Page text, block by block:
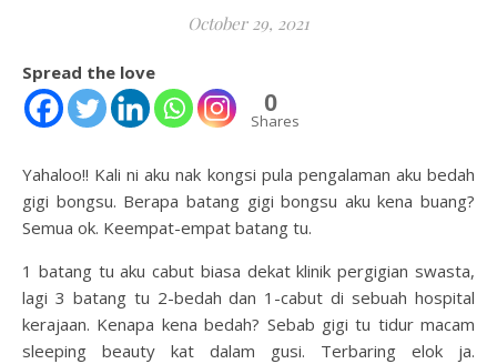
October 29, 2021
Spread the love
0
Shares
Yahaloo!! Kali ni aku nak kongsi pula pengalaman aku bedah
gigi bongsu. Berapa batang gigi bongsu aku kena buang?
Semua ok. Keempat-empat batang tu.
1 batang tu aku cabut biasa dekat klinik pergigian swasta,
lagi 3 batang tu 2-bedah dan 1-cabut di sebuah hospital
kerajaan. Kenapa kena bedah? Sebab gigi tu tidur macam
sleeping beauty kat dalam gusi. Terbaring elok ja.